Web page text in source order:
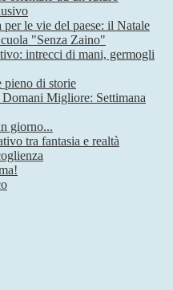
le vie del paese: il Natale
"Senza Zaino"
intrecci di mani, germogli
pieno di storie
Migliore: Settimana
giorno...
tra fantasia e realtà